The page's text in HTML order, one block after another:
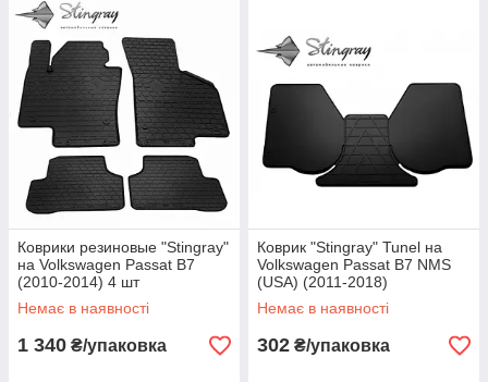
Коврики резиновые "Stingray"
на Volkswagen Passat B7
(2010-2014) 4 шт
Немає в наявності
1 340 ₴/упаковка
Коврик "Stingray" Tunel на
Volkswagen Passat B7 NMS
(USA) (2011-2018)
Немає в наявності
302 ₴/упаковка